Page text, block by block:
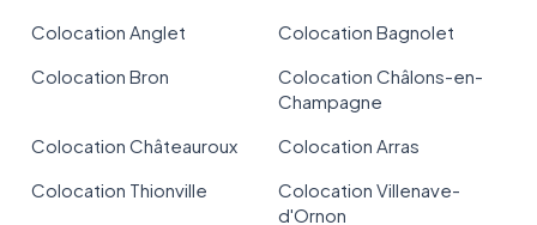
Colocation Anglet
Colocation Bagnolet
Colocation Bron
Colocation Châlons-en-
Champagne
Colocation Châteauroux
Colocation Arras
Colocation Thionville
Colocation Villenave-
d'Ornon